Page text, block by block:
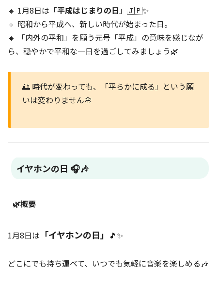
🔸 1月8日は「平成はじまりの日 」🇯🇵✨
🔸 昭和から平成へ、新しい時代が始まった日。
🔸 「内外の平和」を願う元号「平成」の意味を感じなが
ら、穏やかで平和な一日を過ごしてみましょう🌿
🌅 時代が変わっても、「平らかに成る」という願
いは変わりません🌸
イヤホンの日 🎧🎶
🌿概要
1月8日は 「イヤホンの日」 🎵✨
どこにでも持ち運べて、いつでも気軽に音楽を楽しめる🎶